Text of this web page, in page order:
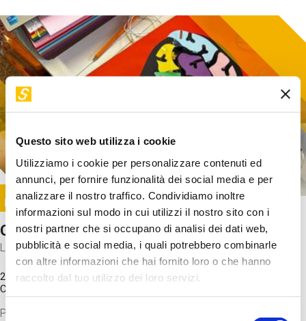
Questo sito web utilizza i cookie
Utilizziamo i cookie per personalizzare contenuti ed
annunci, per fornire funzionalità dei social media e per
analizzare il nostro traffico. Condividiamo inoltre
informazioni sul modo in cui utilizzi il nostro sito con i
nostri partner che si occupano di analisi dei dati web,
pubblicità e social media, i quali potrebbero combinarle
con altre informazioni che hai fornito loro o che hanno
raccolto dal tuo utilizzo dei loro servizi.
Selezione
Image
SUNDAY@STEP
Come funziona il cervello?
Laboratorio
20 Set 2026 / 11:15 - 13:00
Costo
Proveremo a costruire un cervello in cartoncino cercando di